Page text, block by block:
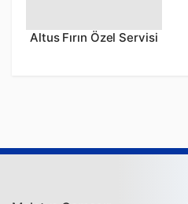
Altus Fırın Özel Servisi